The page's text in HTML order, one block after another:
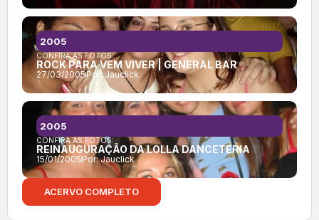
CONFIRA AS FOTOS:
ROCK PARA VEM VIVER | GENERAL BAR
27/03/2005Por:Jauclick
2005
CONFIRA AS FOTOS:
REINAUGURAÇÃO DA LOLLA DANCETERIA
15/01/2005 Por:Jauclick
2005
ACERVO COMPLETO